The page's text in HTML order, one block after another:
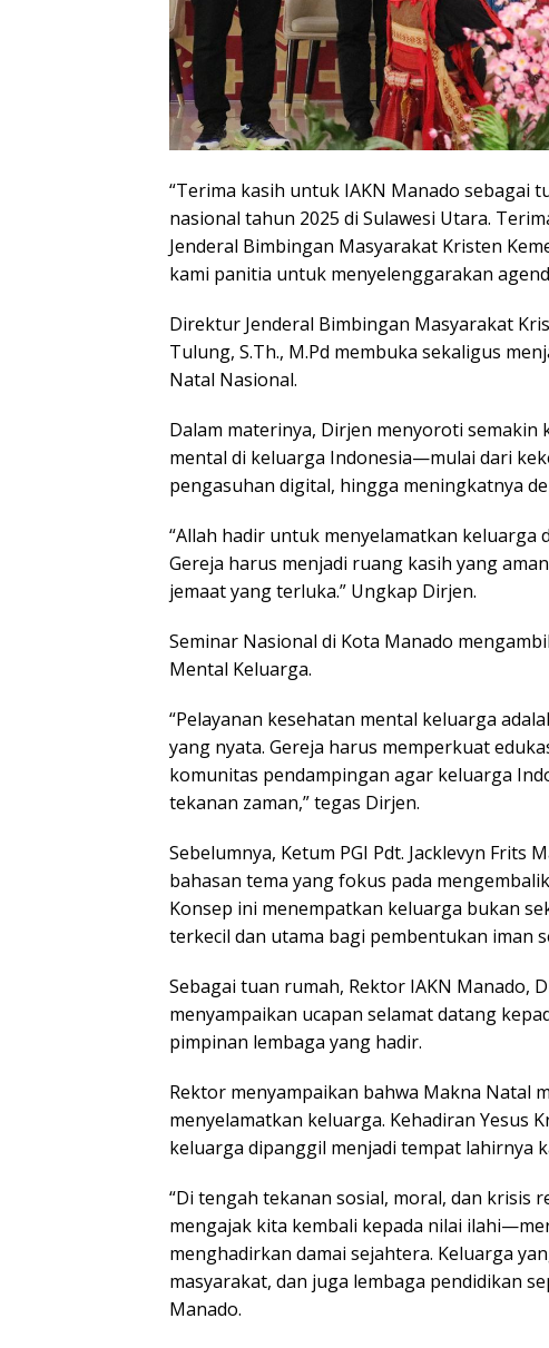
“Terima kasih untuk IAKN Manado sebagai
nasional tahun 2025 di Sulawesi Utara.
Jenderal Bimbingan Masyarakat Kristen
kami panitia untuk menyelenggarakan
Direktur Jenderal Bimbingan Masyarakat
Tulung, S.Th., M.Pd membuka sekaligus
Natal Nasional.
Dalam materinya, Dirjen menyoroti semakin
mental di keluarga Indonesia—mulai dari
pengasuhan digital, hingga meningkatnya
“Allah hadir untuk menyelamatkan keluarga
Gereja harus menjadi ruang kasih yang
jemaat yang terluka.” Ungkap Dirjen.
Seminar Nasional di Kota Manado
Mental Keluarga.
“Pelayanan kesehatan mental keluarga
yang nyata. Gereja harus memperkuat
komunitas pendampingan agar keluarga
tekanan zaman,” tegas Dirjen.
Sebelumnya, Ketum PGI Pdt. Jacklevyn Frits
bahasan tema yang fokus pada
Konsep ini menempatkan keluarga bukan
terkecil dan utama bagi pembentukan iman
Sebagai tuan rumah, Rektor IAKN Manado,
menyampaikan ucapan selamat datang
pimpinan lembaga yang hadir.
Rektor menyampaikan bahwa Makna Natal
menyelamatkan keluarga. Kehadiran Yesus
keluarga dipanggil menjadi tempat lahirnya
“Di tengah tekanan sosial, moral, dan krisis
mengajak kita kembali kepada nilai
menghadirkan damai sejahtera. Keluarga
masyarakat, dan juga lembaga pendidikan
Manado.